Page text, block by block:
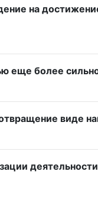
на
еще более
виде